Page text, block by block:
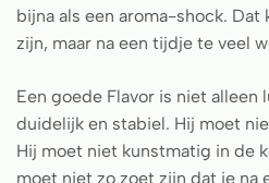
bijna als een aroma-shock.
zijn, maar na een tijdje te veel
Een goede Flavor is niet alleen
duidelijk en stabiel. Hij moet
Hij moet niet kunstmatig in de
moet niet zo zoet zijn dat je na